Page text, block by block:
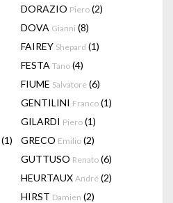
DORAZIO Piero (2)
DOVA Gianni (8)
FAIREY Shepard (1)
FESTA Tano (4)
FIUME Salvatore (6)
GENTILINI Franco (1)
GILARDI Piero (1)
(1) GRECO Emilio (2)
GUTTUSO Renato (6)
HEURTAUX André (2)
HIRST Damien (2)